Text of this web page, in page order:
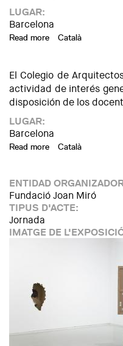
LUGAR:
Barcelona
Read more about Actividad
Català
El Colegio de
actividad de interés
disposición de los
LUGAR:
Barcelona
Read more about Arquitectura
Català
ENTIDAD
Fundació Joan Miró
TIPUS D'ACTE:
Jornada
IMATGE DE